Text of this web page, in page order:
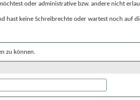
oder administrative bzw. andere nicht
hast keine Schreibrechte oder wartest noch auf
zu können.